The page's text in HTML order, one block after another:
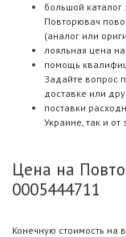
большой каталог
Повторювач
(аналог или
лояльная цена
помощь
Задайте вопрос
доставке или
поставки
Украине, так и
Цена на
0005444711
Конечную стоимость